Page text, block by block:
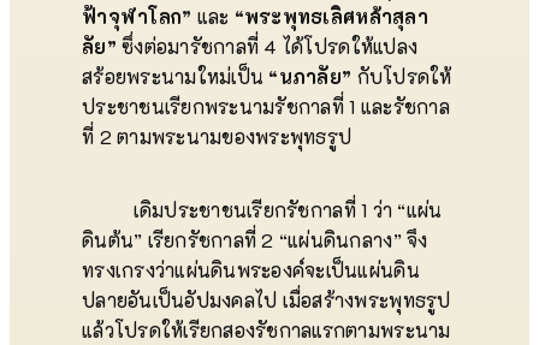
ฟ้าจุฬาโลก” และ “พระพุทธเลิศหล้าสุลา
ลัย” ซึ่งต่อมารัชกาลที่ 4 ได้โปรดให้แปลง
สร้อยพระนามใหม่เป็น “นภาลัย” กับโปรดให้
ประชาชนเรียกพระนามรัชกาลที่ 1 และรัชกาล
ที่ 2 ตามพระนามของพระพุทธรูป
เดิมประชาชนเรียกรัชกาลที่ 1 ว่า “แผ่น
ดินต้น” เรียกรัชกาลที่ 2 “แผ่นดินกลาง” จึง
ทรงเกรงว่าแผ่นดินพระองค์จะเป็นแผ่นดิน
ปลายอันเป็นอัปมงคลไป เมื่อสร้างพระพุทธรูป
แล้วโปรดให้เรียกสองรัชกาลแรกตามพระนาม